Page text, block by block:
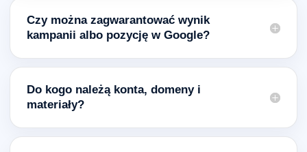
Czy można zagwarantować wynik
kampanii albo pozycję w Google?
Do kogo należą konta, domeny i
materiały?